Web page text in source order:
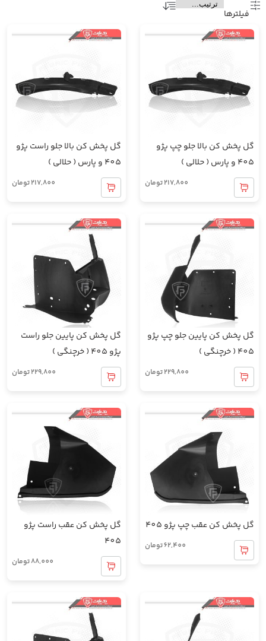
فیلتر‌ها
گل پخش کن بالا جلو چپ پژو
405 و پارس ( حلالی )
217,800تومان
گل پخش کن بالا جلو راست پژو
405 و پارس ( حلالی )
217,800تومان
گل پخش کن پایین جلو چپ پژو
405 ( خرچنگی )
229,800تومان
گل پخش کن پایین جلو راست
پژو 405 ( خرچنگی )
229,800تومان
گل پخش کن عقب چپ پژو 405
62,400تومان
گل پخش کن عقب راست پژو
405
88,000تومان